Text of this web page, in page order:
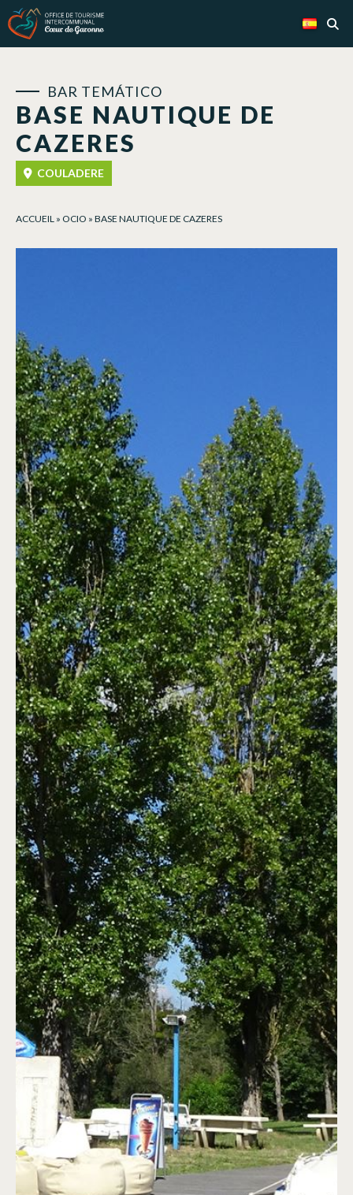
BASE NAUTIQUE DE
CAZERES
BAR TEMÁTICO
COULADERE
ACCUEIL » OCIO » BASE NAUTIQUE DE CAZERES
Panel de gestión de cookies